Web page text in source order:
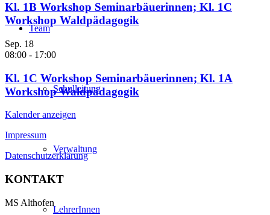
Team
Schulleitung
Verwaltung
LehrerInnen
Kl. 1B Workshop Seminarbäuerinnen; Kl. 1C
Workshop Waldpädagogik
Sep. 18
08:00 - 17:00
Kl. 1C Workshop Seminarbäuerinnen; Kl. 1A
Workshop Waldpädagogik
Kalender anzeigen
Impressum
Datenschutzerklärung
KONTAKT
MS Althofen